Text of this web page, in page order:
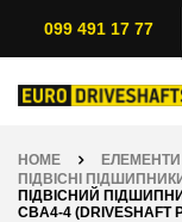
099 491 17 77
HOME
ПІДВІСНІ
ПІДВІСНИЙ
CBA4-4 (DRIVESHAFT